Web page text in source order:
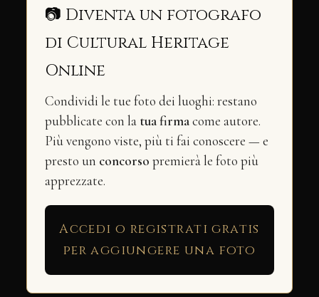
📷 Diventa un fotografo
di Cultural Heritage
Online
Condividi le tue foto dei luoghi: restano
pubblicate con la tua firmacome autore.
Più vengono viste, più ti fai conoscere — e
presto un concorso premierà le foto più
apprezzate.
Accedi o registrati gratis
per aggiungere una foto